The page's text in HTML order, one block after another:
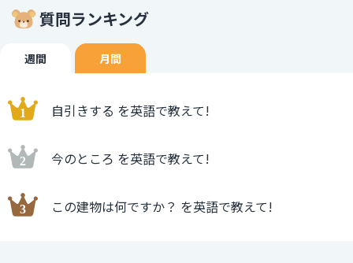
質問ランキング
週間 月間
自引きする を英語で教えて!
今のところ を英語で教えて!
この建物は何ですか？ を英語で教えて!